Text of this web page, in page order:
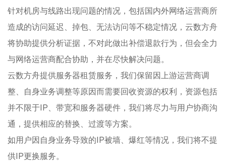
针对机房与线路出现问题的情况，包括国内外网络运营商所
造成的访问延迟、掉包、无法访问等不稳定情况，云数方舟
将协助提供分析证据，不对此做出补偿退款行为，但会全力
与网络运营商配合协助，并在尽快解决问题。
云数方舟提供服务器租赁服务，我们保留因上游运营商调
整、自身业务调整等原因而需要回收资源的权利，资源包括
并不限于IP、带宽和服务器硬件，我们将尽力与用户协商沟
通，提供相应的替换、过渡等方案。
如用户因自身业务导致的IP被墙、爆红等情况，我们将不提
供IP更换服务。